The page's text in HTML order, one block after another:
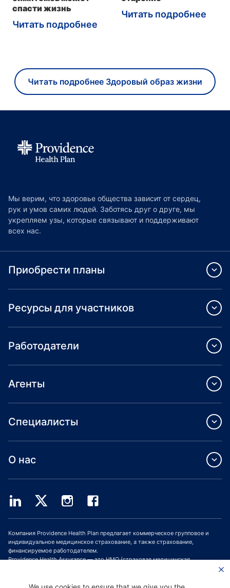
спасти жизнь
Читать подробнее
Читать подробнее
Читать подробнее Здоровый образ жизни
Мы верим, что здоровье общества зависит от сердец,
рук и умов самих людей. Заботясь друг о друге, мы
укрепляем узы, которые связывают и поддерживают
всех нас.
Приобрести планы
Ресурсы для участников
Работодатели
Агенты
Специалисты
О нас
Компания Providence Health Plan предлагает коммерческое групповое и
индивидуальное медицинское страхование, а также страхование,
финансируемое работодателем.
Providence Health Assurance — это HMO (страховая медицинская
Medicare и Oregon Health Plan. Зачисление в программу медицинского